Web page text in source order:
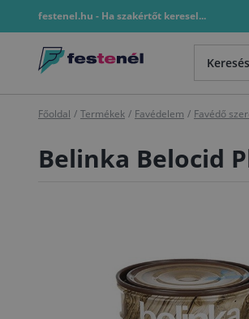
festenel.hu - Ha szakértőt keresel...
Főoldal / Termékek / Favédelem / Favédő
Belinka Belocid